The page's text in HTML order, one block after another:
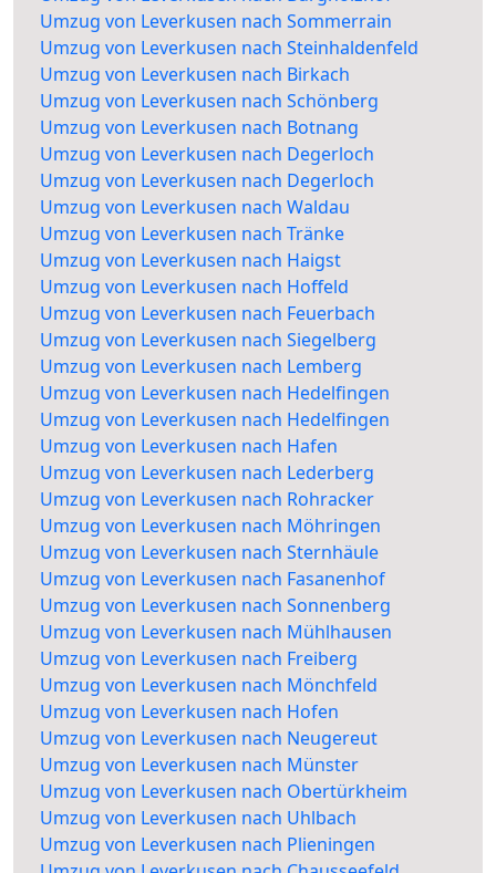
Umzug von Leverkusen nach Sommerrain
Umzug von Leverkusen nach Steinhaldenfeld
Umzug von Leverkusen nach Birkach
Umzug von Leverkusen nach Schönberg
Umzug von Leverkusen nach Botnang
Umzug von Leverkusen nach Degerloch
Umzug von Leverkusen nach Degerloch
Umzug von Leverkusen nach Waldau
Umzug von Leverkusen nach Tränke
Umzug von Leverkusen nach Haigst
Umzug von Leverkusen nach Hoffeld
Umzug von Leverkusen nach Feuerbach
Umzug von Leverkusen nach Siegelberg
Umzug von Leverkusen nach Lemberg
Umzug von Leverkusen nach Hedelfingen
Umzug von Leverkusen nach Hedelfingen
Umzug von Leverkusen nach Hafen
Umzug von Leverkusen nach Lederberg
Umzug von Leverkusen nach Rohracker
Umzug von Leverkusen nach Möhringen
Umzug von Leverkusen nach Sternhäule
Umzug von Leverkusen nach Fasanenhof
Umzug von Leverkusen nach Sonnenberg
Umzug von Leverkusen nach Mühlhausen
Umzug von Leverkusen nach Freiberg
Umzug von Leverkusen nach Mönchfeld
Umzug von Leverkusen nach Hofen
Umzug von Leverkusen nach Neugereut
Umzug von Leverkusen nach Münster
Umzug von Leverkusen nach Obertürkheim
Umzug von Leverkusen nach Uhlbach
Umzug von Leverkusen nach Plieningen